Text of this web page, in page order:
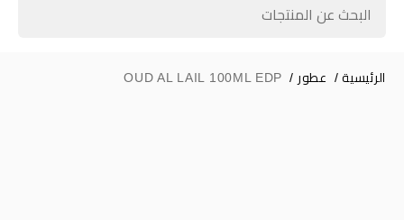
الرئيسية / عطور /
OUD AL LAIL 100ML EDP